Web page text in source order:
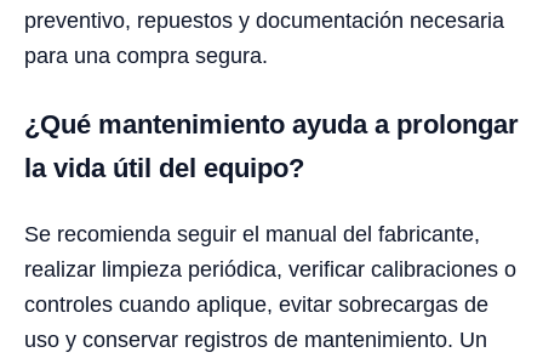
preventivo, repuestos y documentación necesaria
para una compra segura.
¿Qué mantenimiento ayuda a prolongar
la vida útil del equipo?
Se recomienda seguir el manual del fabricante,
realizar limpieza periódica, verificar calibraciones o
controles cuando aplique, evitar sobrecargas de
uso y conservar registros de mantenimiento. Un